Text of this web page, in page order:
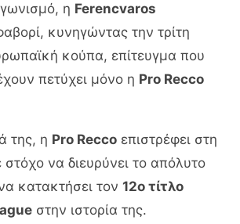
η Ferencvaros
κυνηγώντας την τρίτη
κούπα, επίτευγμα που
πετύχει μόνο η Pro Recco
της, η Pro Recco επιστρέφει στη
να διευρύνει το απόλυτο
κατακτήσει τον 12ο τίτλο
στην ιστορία της.